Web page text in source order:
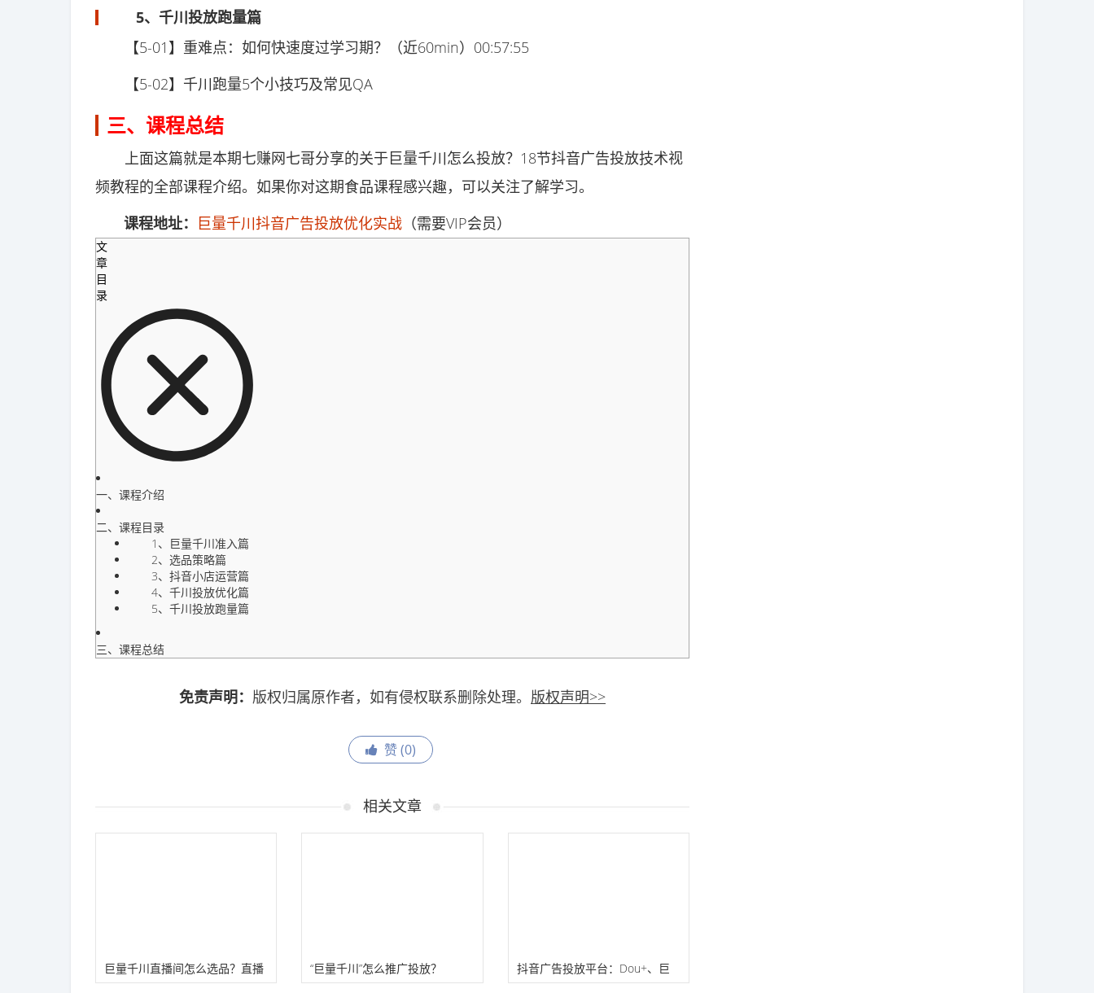
5、千川投放跑量篇
【5-01】重难点：如何快速度过学习期？（近60min）00:57:55
【5-02】千川跑量5个小技巧及常见QA
三、课程总结
上面这篇就是本期七赚网七哥分享的关于巨量千川怎么投放？18节抖音广告投放技术视
频教程的全部课程介绍。如果你对这期食品课程感兴趣，可以关注了解学习。
课程地址： 巨量千川抖音广告投放优化实战 （需要VIP会员）
文
章
目
录
一、课程介绍
二、课程目录
1、巨量千川准入篇
2、选品策略篇
3、抖音小店运营篇
4、千川投放优化篇
5、千川投放跑量篇
三、课程总结
免责声明： 版权归属原作者，如有侵权联系删除处理。 版权声明>>
赞 (0)
相关文章
巨量千川直播间怎么选品？直播
“巨量千川”怎么推广投放？
抖音广告投放平台：Dou+、巨